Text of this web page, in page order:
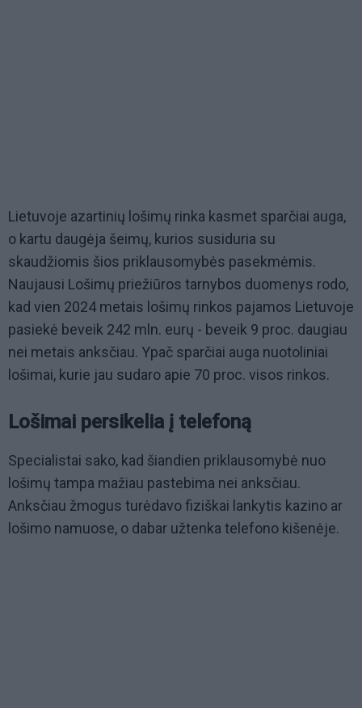
Lietuvoje azartinių lošimų rinka kasmet sparčiai auga,
o kartu daugėja šeimų, kurios susiduria su
skaudžiomis šios priklausomybės pasekmėmis.
Naujausi Lošimų priežiūros tarnybos duomenys rodo,
kad vien 2024 metais lošimų rinkos pajamos Lietuvoje
pasiekė beveik 242 mln. eurų - beveik 9 proc. daugiau
nei metais anksčiau. Ypač sparčiai auga nuotoliniai
lošimai, kurie jau sudaro apie 70 proc. visos rinkos.
Lošimai persikelia į telefoną
Specialistai sako, kad šiandien priklausomybė nuo
lošimų tampa mažiau pastebima nei anksčiau.
Anksčiau žmogus turėdavo fiziškai lankytis kazino ar
lošimo namuose, o dabar užtenka telefono kišenėje.